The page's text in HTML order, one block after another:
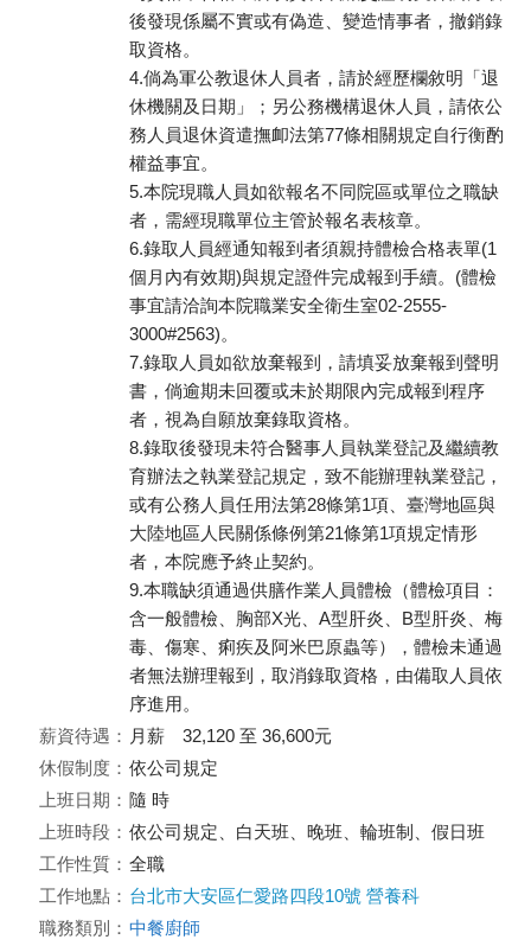
後發現係屬不實或有偽造、變造情事者，撤銷錄
取資格。
4.倘為軍公教退休人員者，請於經歷欄敘明「退
休機關及日期」；另公務機構退休人員，請依公
務人員退休資遣撫卹法第77條相關規定自行衡酌
權益事宜。
5.本院現職人員如欲報名不同院區或單位之職缺
者，需經現職單位主管於報名表核章。
6.錄取人員經通知報到者須親持體檢合格表單(1
個月內有效期)與規定證件完成報到手續。(體檢
事宜請洽詢本院職業安全衛生室02-2555-
3000#2563)。
7.錄取人員如欲放棄報到，請填妥放棄報到聲明
書，倘逾期未回覆或未於期限內完成報到程序
者，視為自願放棄錄取資格。
8.錄取後發現未符合醫事人員執業登記及繼續教
育辦法之執業登記規定，致不能辦理執業登記，
或有公務人員任用法第28條第1項、臺灣地區與
大陸地區人民關係條例第21條第1項規定情形
者，本院應予終止契約。
9.本職缺須通過供膳作業人員體檢（體檢項目：
含一般體檢、胸部X光、A型肝炎、B型肝炎、梅
毒、傷寒、痢疾及阿米巴原蟲等），體檢未通過
者無法辦理報到，取消錄取資格，由備取人員依
序進用。
薪資待遇： 月薪 32,120 至 36,600元
休假制度： 依公司規定
上班日期： 隨 時
上班時段： 依公司規定、白天班、晚班、輪班制、假日班
工作性質： 全職
工作地點： 台北市大安區仁愛路四段10號 營養科
職務類別： 中餐廚師